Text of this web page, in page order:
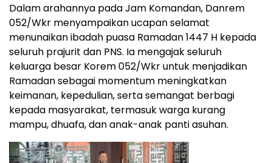
Dalam arahannya pada Jam Komandan, Danrem
052/Wkr menyampaikan ucapan selamat
menunaikan ibadah puasa Ramadan 1447 H kepada
seluruh prajurit dan PNS. Ia mengajak seluruh
keluarga besar Korem 052/Wkr untuk menjadikan
Ramadan sebagai momentum meningkatkan
keimanan, kepedulian, serta semangat berbagi
kepada masyarakat, termasuk warga kurang
mampu, dhuafa, dan anak-anak panti asuhan.